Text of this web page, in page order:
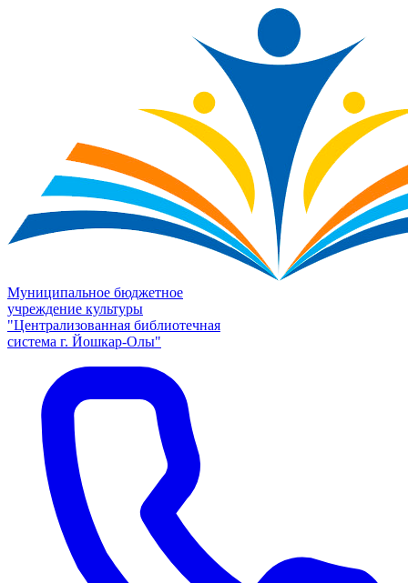
Муниципальное бюджетное
учреждение культуры
"Централизованная библиотечная
система г. Йошкар-Олы"